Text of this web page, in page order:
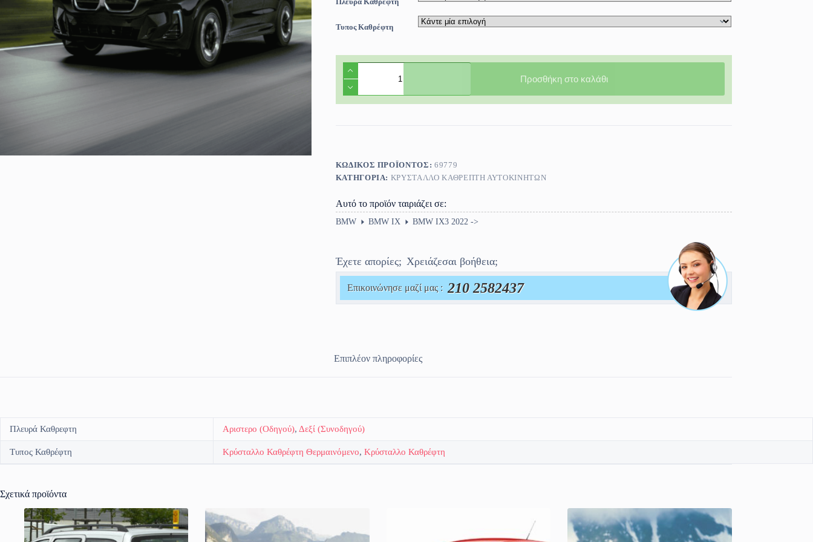
Τυπος Καθρέφτη
Καθρέφτη
BMW
IX3
Προσθήκη στο καλάθι
ΚΩΔΙΚΌΣ ΠΡΟΪΌΝΤΟΣ: 69779
ΚΑΤΗΓΟΡΊΑ: ΚΡΎΣΤΑΛΛΟ ΚΑΘΡΈΠΤΗ ΑΥΤΟΚΙΝΗΤΩΝ
Αυτό το προϊόν ταιριάζει σε:
BMW BMW IX BMW IX3 2022 ->
Έχετε απορίες; Χρειάζεσαι βοήθεια;
Επικοινώνησε μαζί μας : 210 2582437
Επιπλέον πληροφορίες
Πλευρά Καθρεφτη Αριστερο (Οδηγού), Δεξί (Συνοδηγού)
Τυπος Καθρέφτη Κρύσταλλο Καθρέφτη Θερμαινόμενο, Κρύσταλλο Καθρέφτη
Σχετικά προϊόντα